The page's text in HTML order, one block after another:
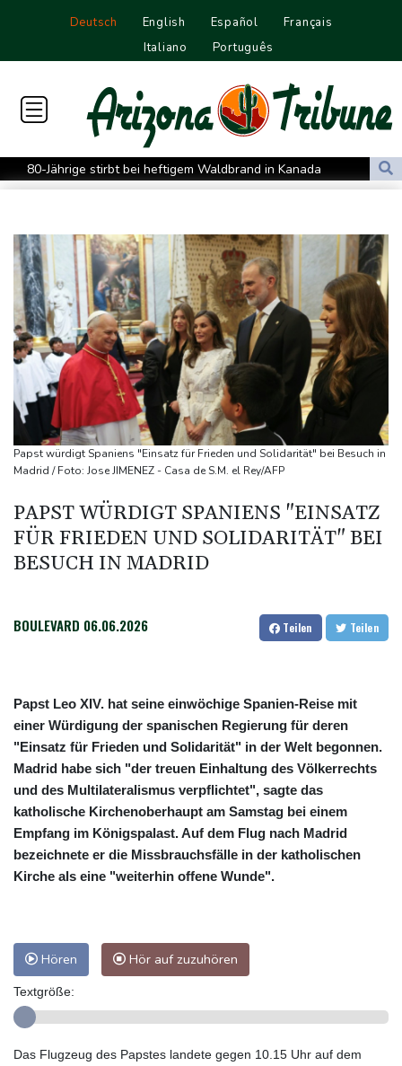
Deutsch English Español
Français
Italiano
Português
80-Jährige stirbt bei heftigem Waldbrand in Kanada
Westeuropa erlebt heißesten Juni und Juli seit Beginn der
Datenbank: 2025 starben weltweit 350 humanitäre Helfer - 186
davon im Gazastreifen
Trump verzichtet offenbar vorerst auf Angriffe auf Iran: "Halten
uns zurück"
Trauer um Jorge Messi: Fußballstar Lionel Messi nimmt Abschied
von seinem Vater
Nowitzki trauert um ersten NBA-Coach Nelson: "RIP, Legende"
Neuer Waldbrand in Südfrankreich: Mehr als 200
Feuerwehrleute im Einsatz
Umfrage: Mehrheit der Deutschen gegen Abschaffung der
"Rente mit 63"
Klingbeil plant höhere Besteuerung bestimmter Vereine
Bericht: Dobrindt verdoppelt Anti-Drohnen-Einheiten der
Bundespolizei
Papst würdigt Spaniens "Einsatz für Frieden und Solidarität" bei Besuch in
Madrid / Foto: Jose JIMENEZ - Casa de S.M. el Rey/AFP
PAPST WÜRDIGT SPANIENS "EINSATZ
FÜR FRIEDEN UND SOLIDARITÄT" BEI
BESUCH IN MADRID
BOULEVARD 06.06.2026 Teilen Teilen
Papst Leo XIV. hat seine einwöchige Spanien-Reise mit
einer Würdigung der spanischen Regierung für deren
"Einsatz für Frieden und Solidarität" in der Welt begonnen.
Madrid habe sich "der treuen Einhaltung des Völkerrechts
und des Multilateralismus verpflichtet", sagte das
katholische Kirchenoberhaupt am Samstag bei einem
Empfang im Königspalast. Auf dem Flug nach Madrid
bezeichnete er die Missbrauchsfälle in der katholischen
Kirche als eine "weiterhin offene Wunde".
Hören Hör auf zuzuhören
Textgröße:
Das Flugzeug des Papstes landete gegen 10.15 Uhr auf dem